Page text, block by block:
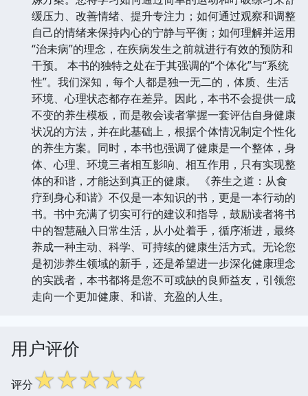
缓压力、改善情绪、提升专注力；如何通过观察和调整
自己的情绪来保持内心的宁静与平衡；如何理解并运用
“治未病”的理念，在疾病发生之前就进行有效的预防和
干预。 本书的独特之处在于其强调的“个体化”与“系统
性”。我们深知，每个人都是独一无二的，体质、生活
环境、心理状态都存在差异。因此，本书不会提供一成
不变的养生模板，而是教会读者掌握一套评估自身健康
状况的方法，并在此基础上，根据个体情况制定个性化
的养生方案。同时，本书也强调了健康是一个整体，身
体、心理、环境三者相互影响、相互作用，只有实现整
体的和谐，才能达到真正的健康。 《养生之道：从食
疗到身心和谐》不仅是一本知识的书，更是一本行动的
书。书中充满了切实可行的建议和指导，鼓励读者将书
中的智慧融入日常生活，从小处着手，循序渐进，最终
养成一种主动、科学、可持续的健康生活方式。无论您
是初涉养生领域的新手，还是希望进一步深化健康理念
的实践者，本书都将是您不可或缺的良师益友，引领您
走向一个更加健康、和谐、充盈的人生。
用户评价
评分☆☆☆☆☆